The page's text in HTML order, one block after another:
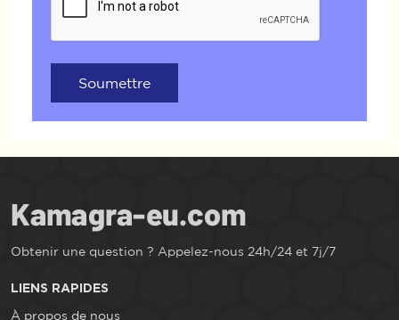
Soumettre
Obtenir une question ? Appelez-nous 24h/24 et 7j/7
LIENS RAPIDES
À propos de nous